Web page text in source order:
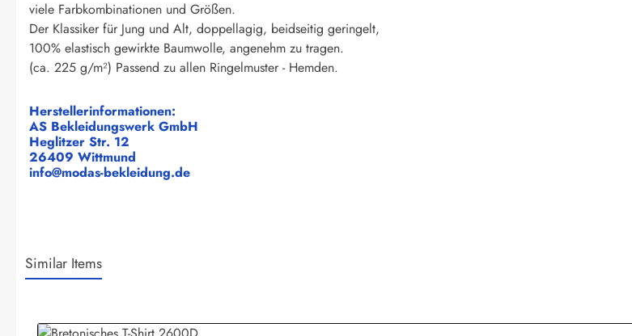
viele Farbkombinationen und Größen.
Der Klassiker für Jung und Alt, doppellagig, beidseitig geringelt,
100% elastisch gewirkte Baumwolle, angenehm zu tragen.
(ca. 225 g/m²) Passend zu allen Ringelmuster - Hemden.
Herstellerinformationen:
AS Bekleidungswerk GmbH
Heglitzer Str. 12
26409 Wittmund
info@modas-bekleidung.de
Similar Items